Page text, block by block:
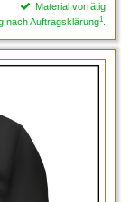
Material vorrätig
nach Auftragsklärung1